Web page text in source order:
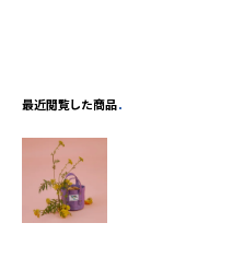
最近閲覧した商品